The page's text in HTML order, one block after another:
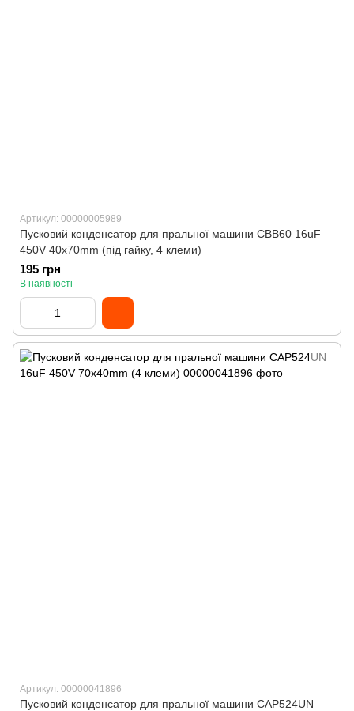
Артикул: 00000005989
Пусковий конденсатор для пральної машини CBB60 16uF
450V 40x70mm (під гайку, 4 клеми)
195 грн
В наявності
Артикул: 00000041896
Пусковий конденсатор для пральної машини CAP524UN